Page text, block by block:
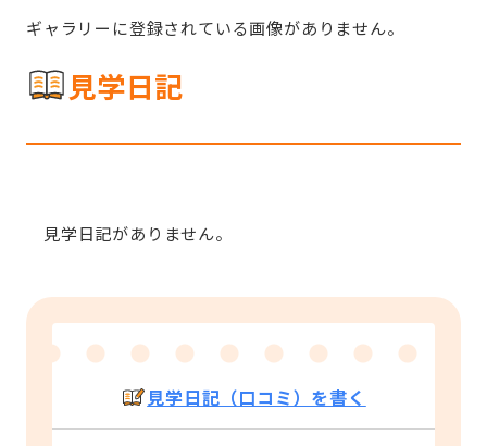
ギャラリーに登録されている画像がありません。
見学日記
見学日記がありません。
見学日記（口コミ）を書く